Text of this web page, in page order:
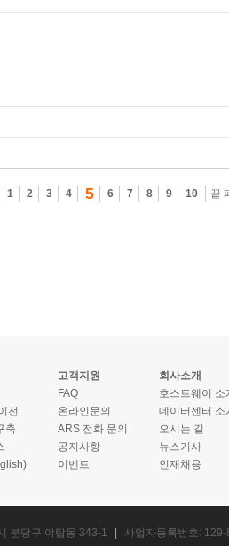
1 2 3 4 5 6 7 8 9 10 끝
전
축
고객지원
FAQ
온라인문의
ARS 전화 문의
공지사항
이벤트
회사소개
호스트웨이 소
데이터센터 소
오시는 길
뉴스기사
인재채용
분당구 야탑동 343-1 사업자등록번호: